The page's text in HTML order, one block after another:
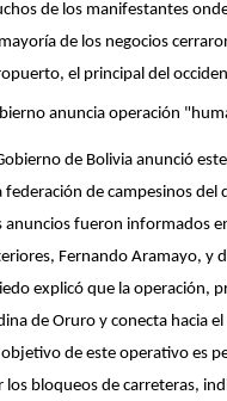
de los manifestantes
de los negocios
el principal del
anuncia operación
de Bolivia anunció
federación de campesinos del
anuncios fueron informados
Fernando Aramayo, y
explicó que la operación,
de Oruro y conecta hacia
objetivo de este operativo es
los bloqueos de carreteras,